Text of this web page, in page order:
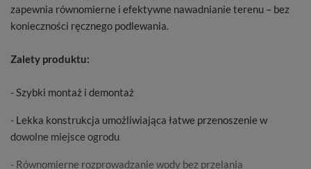
zapewnia równomierne i efektywne nawadnianie terenu – bez
konieczności ręcznego podlewania.
Zalety produktu:
- Szybki montaż i demontaż
- Lekka konstrukcja umożliwiająca łatwe przenoszenie w
dowolne miejsce ogrodu
- Równomierne rozprowadzanie wody bez przelania